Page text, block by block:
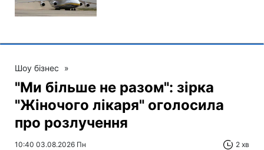
Шоу бізнес »
"Ми більше не разом": зірка
"Жіночого лікаря" оголосила
про розлучення
10:40 03.08.2026 Пн 2 хв